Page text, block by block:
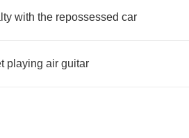
with the repossessed car
playing air guitar